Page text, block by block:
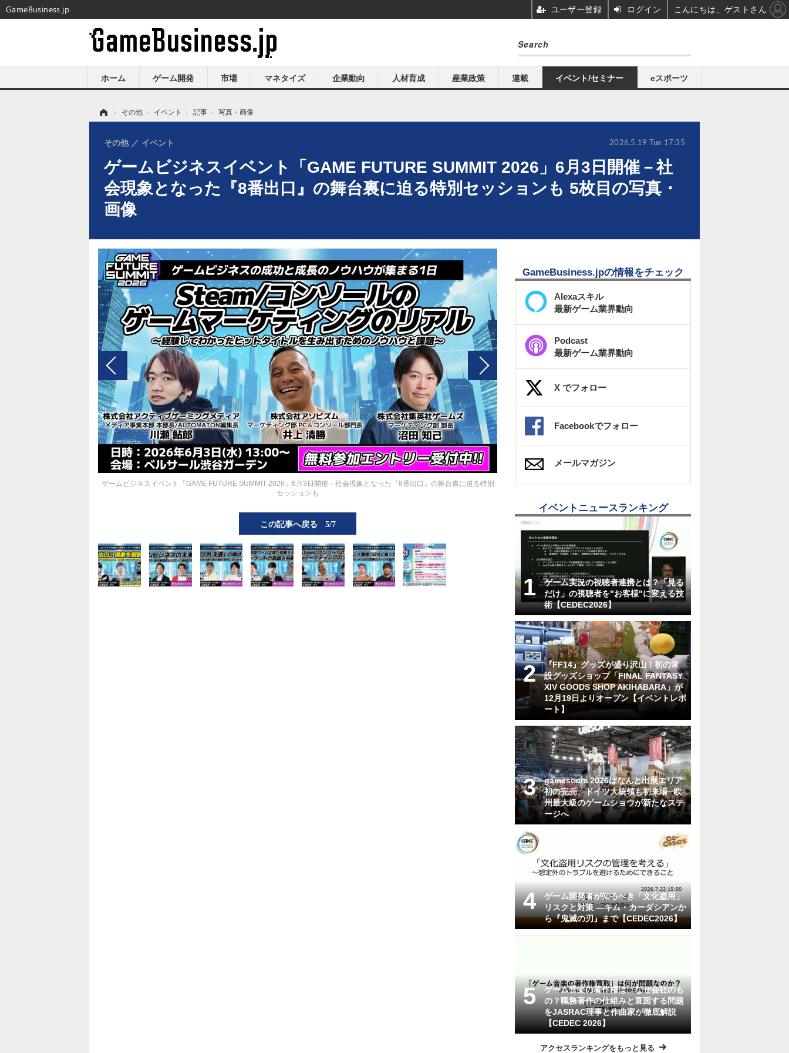
ホーム ゲーム開発 市場 マネタイズ 企業動向 人材育成 産業政策 連載 イベント/セミナー eスポーツ
› その他 › イベント › 記事 › 写真・画像
ゲームビジネスイベント「GAME FUTURE SUMMIT 2026」6月3日開催－社
会現象となった『8番出口』の舞台裏に迫る特別セッションも 5枚目の写真・
画像
その他 イベント 2026.5.19 Tue 17:35
ゲームビジネスイベント「GAME FUTURE SUMMIT 2026」6月3日開催－社会現象となった『8番出口』の舞台裏に迫る特別
セッションも
この記事へ戻る 5/7
GameBusiness.jpの情報をチェック
Alexaスキル
最新ゲーム業界動向
Podcast
最新ゲーム業界動向
X でフォロー
Facebookでフォロー
メールマガジン
イベントニュースランキング
ゲーム実況の視聴者連携とは？「見る
だけ」の視聴者を"お客様"に変える技
術【CEDEC2026】
『FF14』グッズが盛り沢山！初の常
設グッズショップ「FINAL FANTASY
XIV GOODS SHOP AKIHABARA」が
12月19日よりオープン【イベントレポ
ート】
gamescom 2026はなんと出展エリア
初の完売、ドイツ大統領も初来場─欧
州最大級のゲームショウが新たなステ
ージへ
ゲーム開発者が知るべき「文化盗用」
リスクと対策 ―キム・カーダシアンか
ら『鬼滅の刃』まで【CEDEC2026】
ゲーム音楽の著作権は、なぜ会社のも
の？職務著作の仕組みと直面する問題
をJASRAC理事と作曲家が徹底解説
【CEDEC 2026】
アクセスランキングをもっと見る
GameBusiness.jp ユーザー登録 ログイン こんにちは、ゲストさん